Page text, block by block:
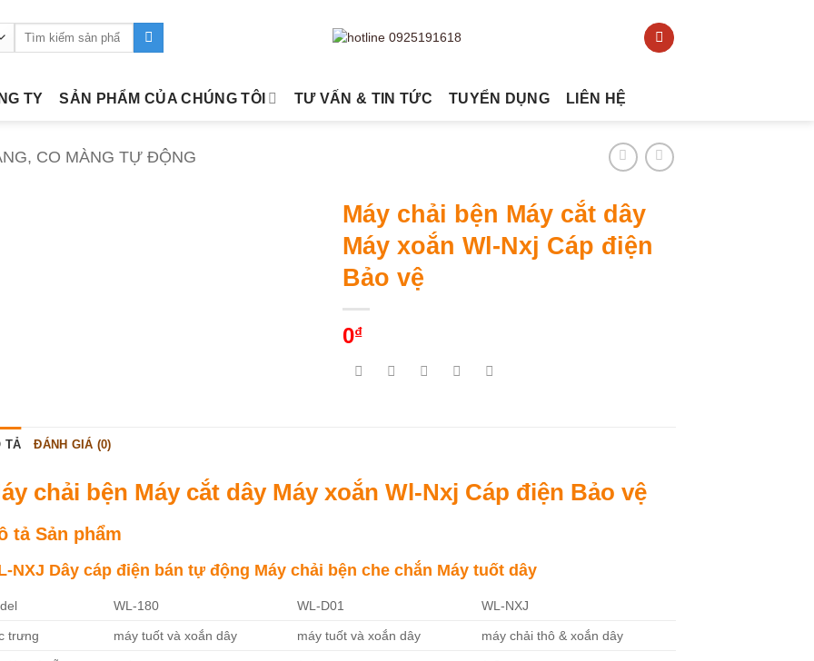
Tìm
TY SẢN PHẨM CỦA CHÚNG TÔI TƯ VẤN & TIN TỨC TUYỂN DỤNG LIÊN HỆ
CO MÀNG TỰ ĐỘNG
Máy chải bện Máy cắt dây
Máy xoắn Wl-Nxj Cáp điện
Bảo vệ
0₫
TẢ ĐÁNH GIÁ (0)
chải bện Máy cắt dây Máy xoắn Wl-Nxj Cáp điện Bảo vệ
tả Sản phẩm
NXJ Dây cáp điện bán tự động Máy chải bện che chắn Máy tuốt dây
WL-180 WL-D01 WL-NXJ
trưng máy tuốt và xoắn dây máy tuốt và xoắn dây máy chải thô & xoắn dây